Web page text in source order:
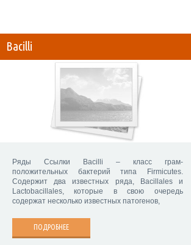
Bacilli
Ряды Ссылки Bacilli – класс грам-
положительных бактерий типа Firmicutes.
Содержит два известных ряда, Bacillales и
Lactobacillales, которые в свою очередь
содержат несколько известных патогенов,
ПОДРОБНЕЕ